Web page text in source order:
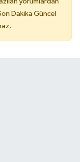
Dakika Güncel